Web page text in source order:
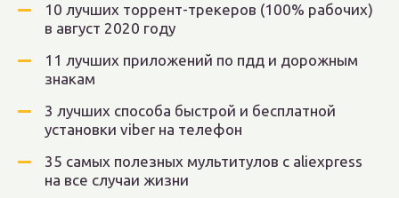
10 лучших торрент-трекеров (100% рабочих)
в август 2020 году
11 лучших приложений по пдд и дорожным
знакам
3 лучших способа быстрой и бесплатной
установки viber на телефон
35 самых полезных мультитулов с aliexpress
на все случаи жизни